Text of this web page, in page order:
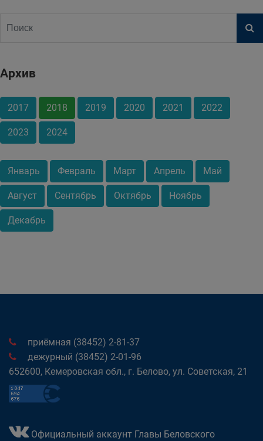
Архив
2017 2018 2019 2020 2021 2022
2023 2024
Январь Февраль Март Апрель Май
Август Сентябрь Октябрь Ноябрь
Декабрь
приёмная (38452) 2-81-37
дежурный (38452) 2-01-96
652600, Кемеровская обл., г. Белово, ул. Советская, 21
Официальный аккаунт Главы Беловского